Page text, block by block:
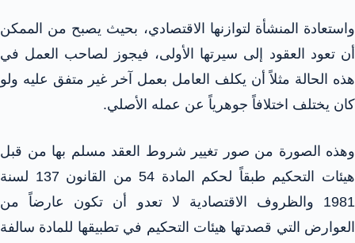
واستعادة المنشأة لتوازنها الاقتصادي، بحيث يصبح من الممكن
أن تعود العقود إلى سيرتها الأولى، فيجوز لصاحب العمل في
هذه الحالة مثلاً أن يكلف العامل بعمل آخر غير متفق عليه ولو
كان يختلف اختلافاً جوهرياً عن عمله الأصلي.
وهذه الصورة من صور تغيير شروط العقد مسلم بها من قبل
هيئات التحكيم طبقاً لحكم المادة 54 من القانون 137 لسنة
1981 والظروف الاقتصادية لا تعدو أن تكون عارضاً من
العوارض التي قصدتها هيئات التحكيم في تطبيقها للمادة سالفة